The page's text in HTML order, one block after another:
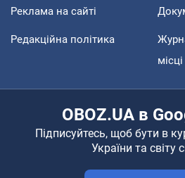
Реклама на сайті
Редакційна політика
OBOZ.UA в
Підписуйтесь, щоб бути в
України та світу